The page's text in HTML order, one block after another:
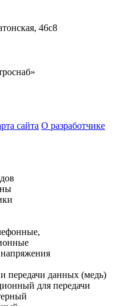
46с8
сайта О разработчике
передачи данных (медь)
для передачи